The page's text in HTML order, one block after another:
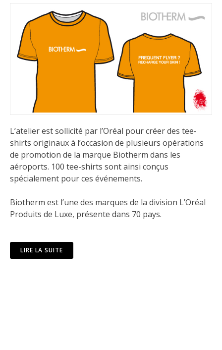
L’atelier est sollicité par l’Oréal pour créer des tee-
shirts originaux à l’occasion de plusieurs opérations
de promotion de la marque Biotherm dans les
aéroports. 100 tee-shirts sont ainsi conçus
spécialement pour ces événements.
Biotherm est l’une des marques de la division L’Oréal
Produits de Luxe, présente dans 70 pays.
LIRE LA SUITE